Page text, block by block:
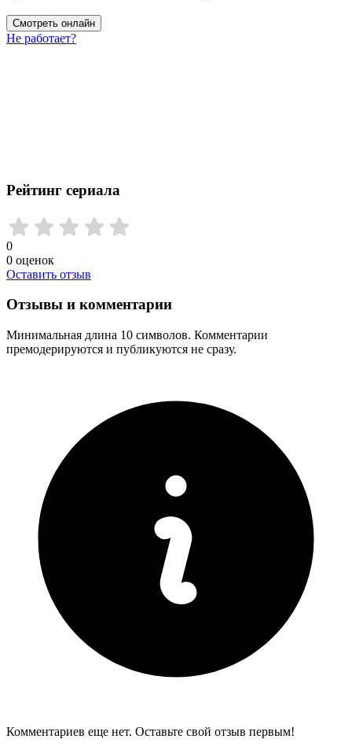
Смотреть онлайн
Не работает?
Рейтинг сериала
0
0 оценок
Оставить отзыв
Отзывы и комментарии
Минимальная длина 10 символов. Комментарии
премодерируются и публикуются не сразу.
Комментариев еще нет. Оставьте свой отзыв первым!